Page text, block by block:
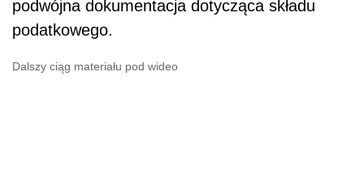
podwójna dokumentacja dotycząca składu
podatkowego.
Dalszy ciąg materiału pod wideo